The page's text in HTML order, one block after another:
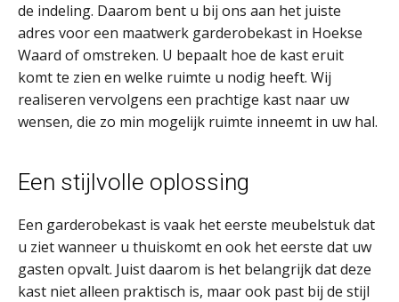
de indeling. Daarom bent u bij ons aan het juiste
adres voor een maatwerk garderobekast in Hoekse
Waard of omstreken. U bepaalt hoe de kast eruit
komt te zien en welke ruimte u nodig heeft. Wij
realiseren vervolgens een prachtige kast naar uw
wensen, die zo min mogelijk ruimte inneemt in uw hal.
Een stijlvolle oplossing
Een garderobekast is vaak het eerste meubelstuk dat
u ziet wanneer u thuiskomt en ook het eerste dat uw
gasten opvalt. Juist daarom is het belangrijk dat deze
kast niet alleen praktisch is, maar ook past bij de stijl